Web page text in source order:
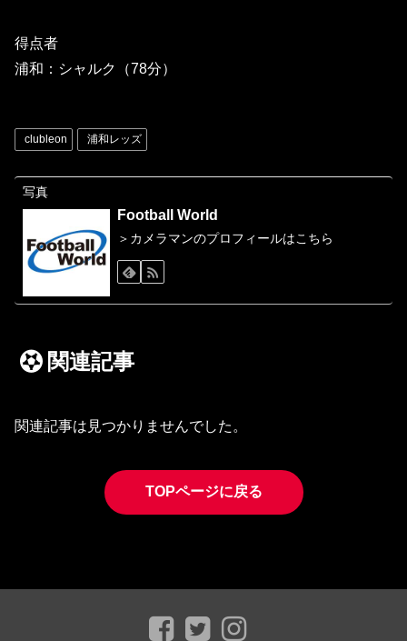
得点者
浦和：シャルク（78分）
clubleon 浦和レッズ
写真
Football World
＞カメラマンのプロフィールはこちら
関連記事
関連記事は見つかりませんでした。
TOPページに戻る